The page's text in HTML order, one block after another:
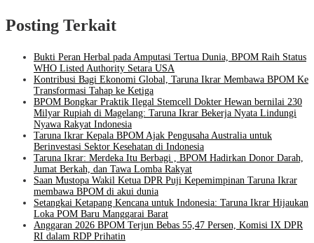
Posting Terkait
Bukti Peran Herbal pada Amputasi Tertua Dunia, BPOM Raih Status
WHO Listed Authority Setara USA
Kontribusi Bagi Ekonomi Global, Taruna Ikrar Membawa BPOM Ke
Transformasi Tahap ke Ketiga
BPOM Bongkar Praktik Ilegal Stemcell Dokter Hewan bernilai 230
Milyar Rupiah di Magelang: Taruna Ikrar Bekerja Nyata Lindungi
Nyawa Rakyat Indonesia
Taruna Ikrar Kepala BPOM Ajak Pengusaha Australia untuk
Berinvestasi Sektor Kesehatan di Indonesia
Taruna Ikrar: Merdeka Itu Berbagi , BPOM Hadirkan Donor Darah,
Jumat Berkah, dan Tawa Lomba Rakyat
Saan Mustopa Wakil Ketua DPR Puji Kepemimpinan Taruna Ikrar
membawa BPOM di akui dunia
Setangkai Ketapang Kencana untuk Indonesia: Taruna Ikrar Hijaukan
Loka POM Baru Manggarai Barat
Anggaran 2026 BPOM Terjun Bebas 55,47 Persen, Komisi IX DPR
RI dalam RDP Prihatin